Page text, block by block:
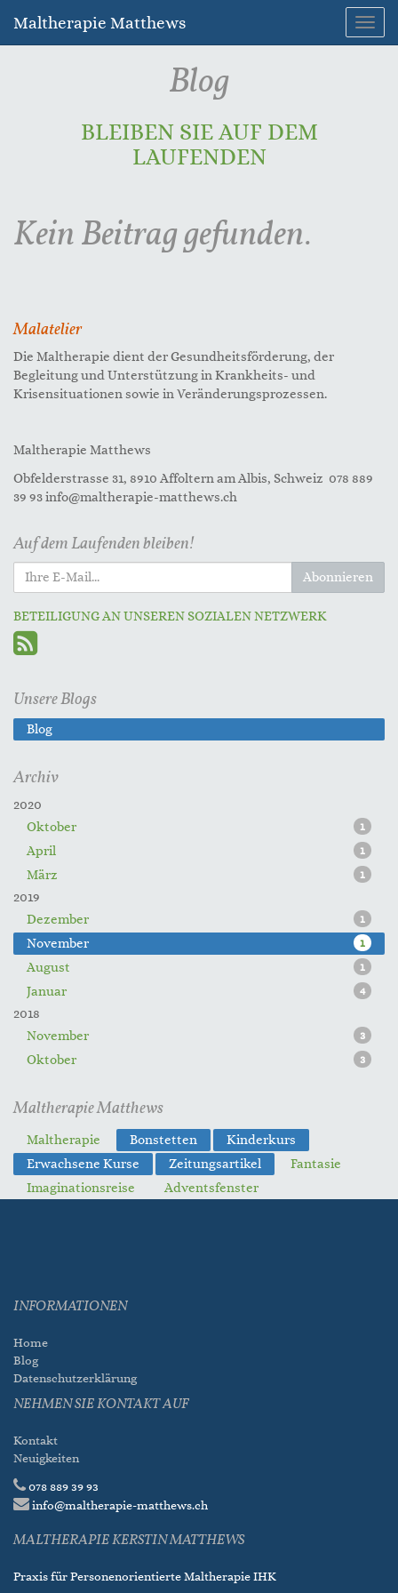
Maltherapie Matthews
Blog
BLEIBEN SIE AUF DEM
LAUFENDEN
Kein Beitrag gefunden.
Malatelier
Die Maltherapie dient der Gesundheitsförderung, der
Begleitung und Unterstützung in Krankheits- und
Krisensituationen sowie in Veränderungsprozessen.
Maltherapie Matthews
Obfelderstrasse 31, 8910 Affoltern am Albis, Schweiz 078 889
39 93 info@maltherapie-matthews.ch
Auf dem Laufenden bleiben!
Abonnieren
BETEILIGUNG AN UNSEREN SOZIALEN NETZWERK
Unsere Blogs
Blog
Archiv
2020
Oktober
1
April 1
März 1
2019
Dezember
1
November 1
August 1
Januar 4
2018
November
3
Oktober 3
Maltherapie Matthews
Maltherapie Bonstetten
Kinderkurs
Erwachsene Kurse
Zeitungsartikel
Fantasie
Imaginationsreise
Adventsfenster
INFORMATIONEN
Home
Blog
Datenschutzerklärung
NEHMEN SIE KONTAKT AUF
Kontakt
Neuigkeiten
078 889 39 93
info@maltherapie-matthews.ch
MALTHERAPIE KERSTIN MATTHEWS
Praxis für Personenorientierte Maltherapie IHK